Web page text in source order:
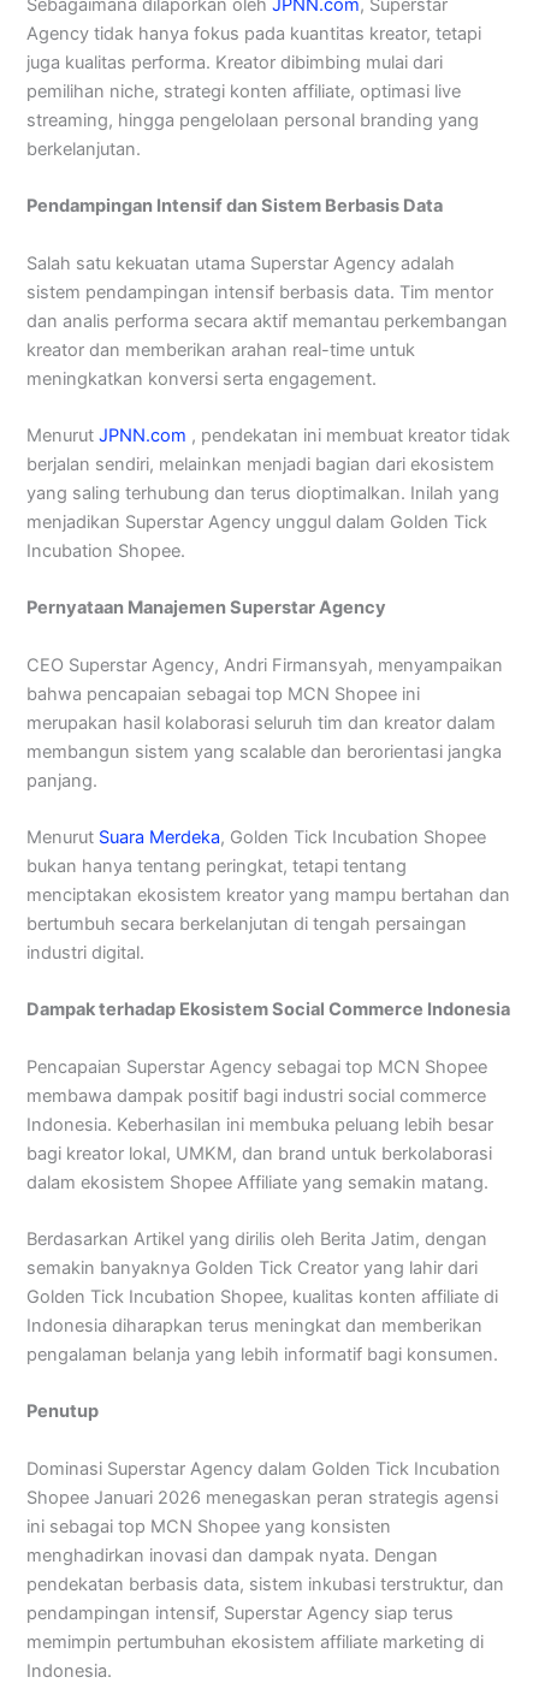
Sebagaimana dilaporkan olehJPNN.com, Superstar
Agency tidak hanya fokus pada kuantitas kreator, tetapi
juga kualitas performa. Kreator dibimbing mulai dari
pemilihan niche, strategi konten affiliate, optimasi live
streaming, hingga pengelolaan personal branding yang
berkelanjutan.
Pendampingan Intensif dan Sistem Berbasis Data
Salah satu kekuatan utama Superstar Agency adalah
sistem pendampingan intensif berbasis data. Tim mentor
dan analis performa secara aktif memantau perkembangan
kreator dan memberikan arahan real-time untuk
meningkatkan konversi serta engagement.
MenurutJPNN.com , pendekatan ini membuat kreator tidak
berjalan sendiri, melainkan menjadi bagian dari ekosistem
yang saling terhubung dan terus dioptimalkan. Inilah yang
menjadikan Superstar Agency unggul dalam Golden Tick
Incubation Shopee.
Pernyataan Manajemen Superstar Agency
CEO Superstar Agency, Andri Firmansyah, menyampaikan
bahwa pencapaian sebagai top MCN Shopee ini
merupakan hasil kolaborasi seluruh tim dan kreator dalam
membangun sistem yang scalable dan berorientasi jangka
panjang.
Menurut Suara Merdeka, Golden Tick Incubation Shopee
bukan hanya tentang peringkat, tetapi tentang
menciptakan ekosistem kreator yang mampu bertahan dan
bertumbuh secara berkelanjutan di tengah persaingan
industri digital.
Dampak terhadap Ekosistem Social Commerce Indonesia
Pencapaian Superstar Agency sebagai top MCN Shopee
membawa dampak positif bagi industri social commerce
Indonesia. Keberhasilan ini membuka peluang lebih besar
bagi kreator lokal, UMKM, dan brand untuk berkolaborasi
dalam ekosistem Shopee Affiliate yang semakin matang.
Berdasarkan Artikel yang dirilis oleh Berita Jatim, dengan
semakin banyaknya Golden Tick Creator yang lahir dari
Golden Tick Incubation Shopee, kualitas konten affiliate di
Indonesia diharapkan terus meningkat dan memberikan
pengalaman belanja yang lebih informatif bagi konsumen.
Penutup
Dominasi Superstar Agency dalam Golden Tick Incubation
Shopee Januari 2026 menegaskan peran strategis agensi
ini sebagai top MCN Shopee yang konsisten
menghadirkan inovasi dan dampak nyata. Dengan
pendekatan berbasis data, sistem inkubasi terstruktur, dan
pendampingan intensif, Superstar Agency siap terus
memimpin pertumbuhan ekosistem affiliate marketing di
Indonesia.